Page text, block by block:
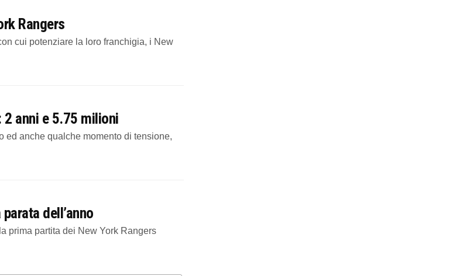
Rangers
cui potenziare la loro franchigia, i New
2 anni e 5.75 milioni
ed anche qualche momento di tensione,
dell’anno
prima partita dei New York Rangers